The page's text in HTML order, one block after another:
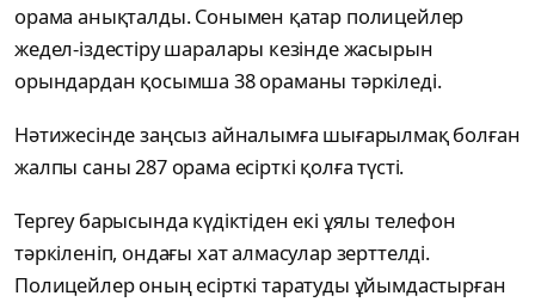
орама анықталды. Сонымен қатар полицейлер
жедел-іздестіру шаралары кезінде жасырын
орындардан қосымша 38 ораманы тәркіледі.
Нәтижесінде заңсыз айналымға шығарылмақ болған
жалпы саны 287 орама есірткі қолға түсті.
Тергеу барысында күдіктіден екі ұялы телефон
тәркіленіп, ондағы хат алмасулар зерттелді.
Полицейлер оның есірткі таратуды ұйымдастырған